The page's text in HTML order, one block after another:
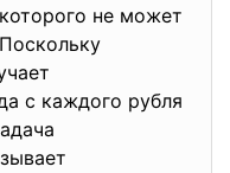
не может
с каждого рубля